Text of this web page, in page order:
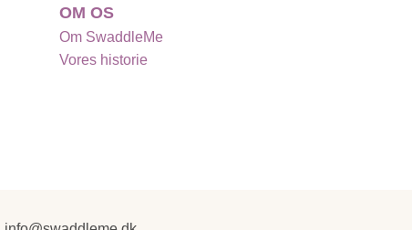
OM OS
Om SwaddleMe
Vores historie